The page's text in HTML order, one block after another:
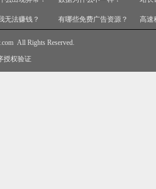
无法赚钱？ 有哪些免费广告资源？ 高速
All Rights Reserved.
授权验证